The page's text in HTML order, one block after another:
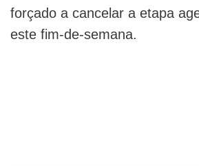
forçado a cancelar a etapa
este fim-de-semana.